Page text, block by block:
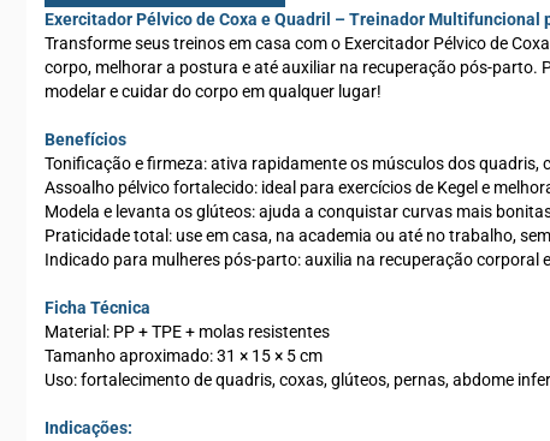
Exercitador Pélvico de Coxa e Quadril – Treinador Multifuncional
Transforme seus treinos em casa com o Exercitador Pélvico de
corpo, melhorar a postura e até auxiliar na recuperação pós-parto.
modelar e cuidar do corpo em qualquer lugar!
Benefícios
Tonificação e firmeza: ativa rapidamente os músculos dos quadris,
Assoalho pélvico fortalecido: ideal para exercícios de Kegel e
Modela e levanta os glúteos: ajuda a conquistar curvas mais
Praticidade total: use em casa, na academia ou até no trabalho,
Indicado para mulheres pós-parto: auxilia na recuperação corporal
Ficha Técnica
Material: PP + TPE + molas resistentes
Tamanho aproximado: 31 × 15 × 5 cm
Uso: fortalecimento de quadris, coxas, glúteos, pernas, abdome
Indicações: